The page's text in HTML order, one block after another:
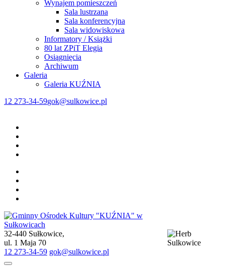
Wynajem pomieszczeń
Sala lustrzana
Sala konferencyjna
Sala widowiskowa
Informatory / Książki
80 lat ZPiT Elegia
Osiągnięcia
Archiwum
Galeria
Galeria KUŹNIA
12 273-34-59gok@sulkowice.pl
Gminny Ośrodek Kultury "KUŹNIA" w Sułkowicach
32-440 Sułkowice,
ul. 1 Maja 70
12 273-34-59 gok@sulkowice.pl